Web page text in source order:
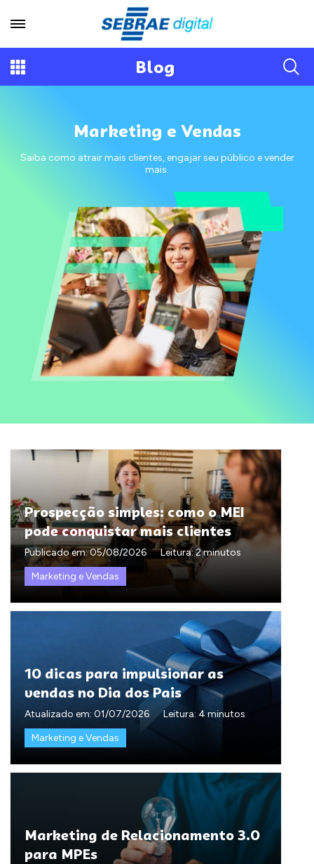
Blog
Marketing e Vendas
Saiba como atrair mais clientes, engajar seu público e vender
mais.
Prospecção simples: como o MEI
pode conquistar mais clientes
Publicado em:05/08/2026
Leitura: 2 minutos
Marketing e Vendas
10 dicas para impulsionar as
vendas no Dia dos Pais
Atualizado em: 01/07/2026
Leitura: 4 minutos
Marketing e Vendas
Marketing de Relacionamento 3.0
para MPEs